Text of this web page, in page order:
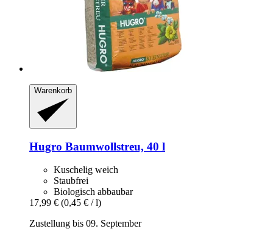
Warenkorb
Hugro Baumwollstreu, 40 l
Kuschelig weich
Staubfrei
Biologisch abbaubar
17,99 € (0,45 € / l)
Zustellung bis 09. September